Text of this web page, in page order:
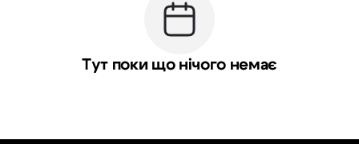
Тут поки що нічого немає